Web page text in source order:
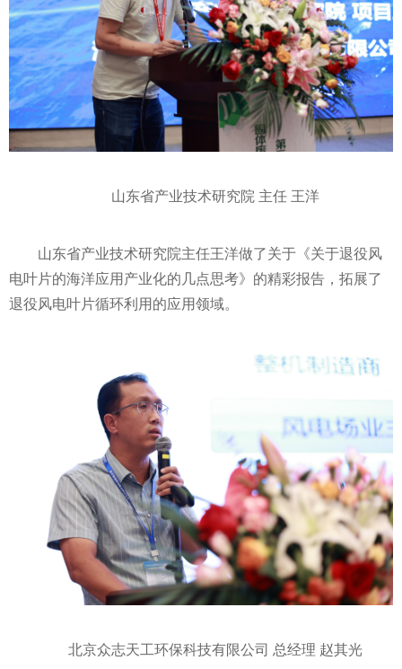
山东省产业技术研究院 主任 王洋
山东省产业技术研究院主任王洋做了关于《关于退役风
电叶片的海洋应用产业化的几点思考》的精彩报告，拓展了
退役风电叶片循环利用的应用领域。
北京众志天工环保科技有限公司 总经理 赵其光